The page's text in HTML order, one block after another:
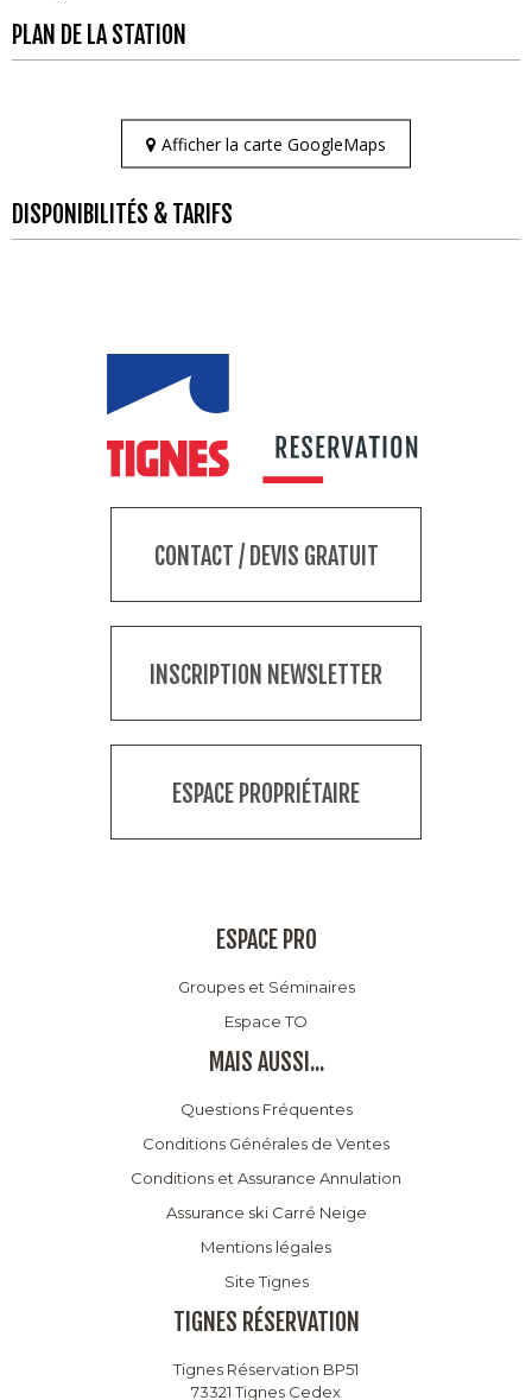
PLAN DE LA STATION
Afficher la carte GoogleMaps
DISPONIBILITÉS & TARIFS
CONTACT / DEVIS GRATUIT
INSCRIPTION NEWSLETTER
ESPACE PROPRIÉTAIRE
ESPACE PRO
Groupes et Séminaires
Espace TO
MAIS AUSSI...
Questions Fréquentes
Conditions Générales de Ventes
Conditions et Assurance Annulation
Assurance ski Carré Neige
Mentions légales
Site Tignes
TIGNES RÉSERVATION
Tignes Réservation BP51
73321 Tignes Cedex